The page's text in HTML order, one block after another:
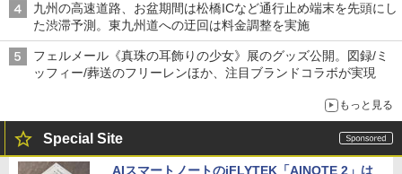
九州の高速道路、お盆期間は松橋ICなど通行止め端末を先頭にし
た渋滞予測。東九州道への迂回は料金調整を実施
フェルメール《真珠の耳飾りの少女》展のグッズ公開。図録/ミ
ッフィー/葬送のフリーレンほか、注目ブランドコラボが実現
もっと見る
Special Site
AIスマートノートのiFLYTEK「AINOTE 2」は